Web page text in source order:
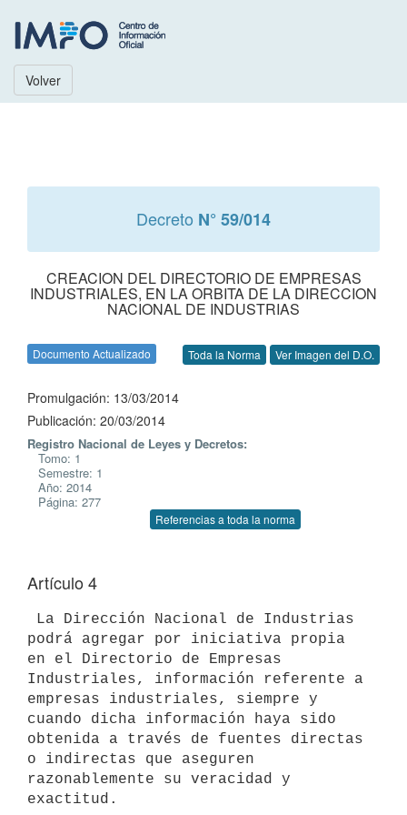
Volver
Decreto N° 59/014
CREACION DEL DIRECTORIO DE EMPRESAS
INDUSTRIALES, EN LA ORBITA DE LA DIRECCION
NACIONAL DE INDUSTRIAS
Documento Actualizado Toda la Norma Ver Imagen del D.O.
Promulgación: 13/03/2014
Publicación: 20/03/2014
Registro Nacional de Leyes y Decretos:
Tomo: 1
Semestre: 1
Año: 2014
Página: 277
Referencias a toda la norma
Artículo 4
podrá agregar por iniciativa propia
en el Directorio de Empresas
Industriales, información referente a
empresas industriales, siempre y
cuando dicha información haya sido
obtenida a través de fuentes directas
o indirectas que aseguren
razonablemente su veracidad y